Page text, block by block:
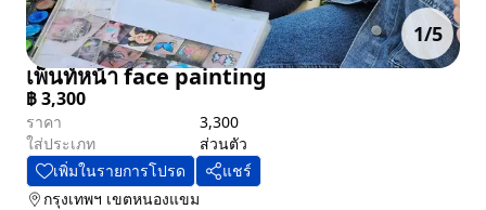
1/5
เพ็นท์หน้า face painting
฿3,300
ราคา
3,300
ใส่ประเภท
ส่วนตัว
เพิ่มในรายการโปรด
แชร์
กรุงเทพฯ เขตหนองแขม